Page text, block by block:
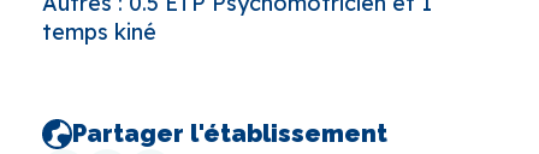
temps kiné
Partager l'établissement